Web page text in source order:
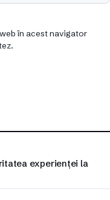
în acest navigator
experienței la